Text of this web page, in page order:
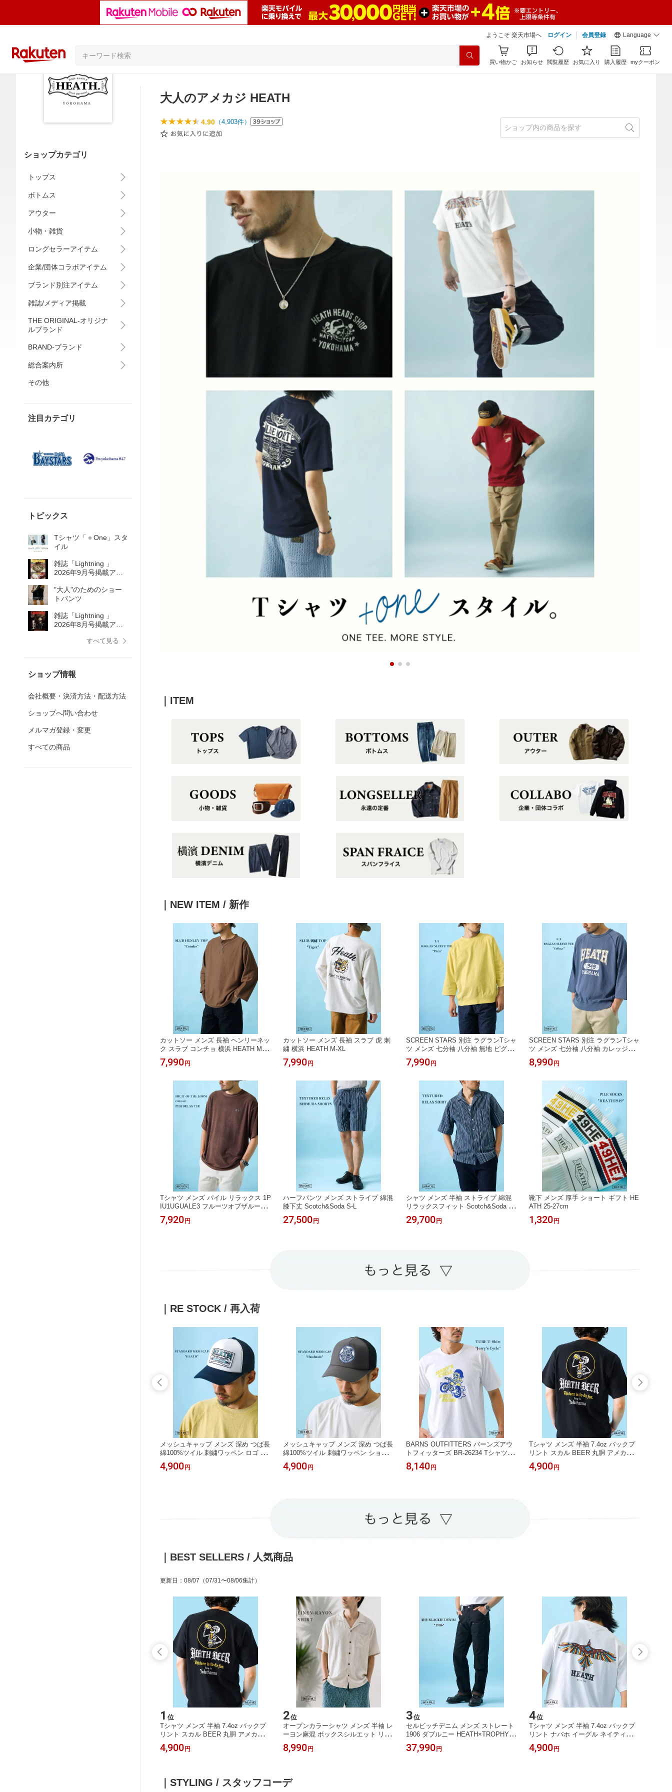
ようこそ 楽天市場へ ログイン 会員登録 Language
買い物かご お知らせ 閲覧履歴 お気に入り 購入履歴 myクーポン
ショップカテゴリ
トップス
ボトムス
アウター
小物・雑貨
ロングセラーアイテム
企業/団体コラボアイテム
ブランド別注アイテム
雑誌/メディア掲載
THE ORIGINAL-オリジナ
ルブランド
BRAND-ブランド
総合案内所
その他
注目カテゴリ
トピックス
Tシャツ「＋One」スタ
イル
雑誌「Lightning 」
2026年9月号掲載アイ
"大人"のためのショー
トパンツ
雑誌「Lightning 」
2026年8月号掲載アイ
すべて見る
ショップ情報
会社概要・決済方法・配送方法
ショップへ問い合わせ
メルマガ登録・変更
すべての商品
大人のアメカジ HEATH
4.90 （4,903件）
｜ITEM
｜NEW ITEM / 新作
カットソー メンズ 長袖 ヘンリーネッ
ク スラブ コンチョ 横浜 HEATH M-X
L
7,990 円
カットソー メンズ 長袖 スラブ 虎 刺
繍 横浜 HEATH M-XL
7,990 円
SCREEN STARS 別注 ラグランTシャ
ツ メンズ 七分袖 八分袖 無地 ピグメ
ント 綿100% HEATH M-XL
7,990 円
SCREEN STARS 別注 ラグランTシャ
ツ メンズ 七分袖 八分袖 カレッジロ
ゴ ピグメント 綿100% M-XL
8,990 円
Tシャツ メンズ パイル リラックス 1P
IU1UGUALE3 フルーツオブザルーム
M-L
7,920 円
ハーフパンツ メンズ ストライプ 綿混
膝下丈 Scotch&Soda S-L
27,500 円
シャツ メンズ 半袖 ストライプ 綿混
リラックスフィット Scotch&Soda S-
L
29,700 円
靴下 メンズ 厚手 ショート ギフト HE
ATH 25-27cm
1,320 円
｜RE STOCK / 再入荷
メッシュキャップ メンズ 深め つば長
綿100%ツイル 刺繍ワッペン ロゴ HE
ATH フリーサイズ
4,900 円
メッシュキャップ メンズ 深め つば長
綿100%ツイル 刺繍ワッペン ショッ
プロゴ BLUE PORT フリーサイズ
4,900 円
BARNS OUTFITTERS バーンズアウ
トフィッターズ BR-26234 Tシャツ メ
ンズ カットソー 半袖 ヴィンテージ M
L XL
8,140 円
Tシャツ メンズ 半袖 7.4oz バックプ
リント スカル BEER 丸胴 アメカジ H
EATH S-2XL
4,900 円
｜BEST SELLERS / 人気商品
更新日 ： 08/07 （07/31〜08/06集計）
1 位
Tシャツ メンズ 半袖 7.4oz バックプ
リント スカル BEER 丸胴 アメカジ H
EATH S-2XL
4,900 円
2位
オープンカラーシャツ メンズ 半袖 レ
ーヨン麻混 ボックスシルエット リゾ
ート BLUEPORT M-XL
8,990 円
3位
セルビッチデニム メンズ ストレート
1906 ダブルニー HEATH×TROPHY C
LOTHING 30-38
37,990 円
4位
Tシャツ メンズ 半袖 7.4oz バックプ
リント ナバホ イーグル ネイティブ
丸胴 アメカジ HEATH S-2XL
4,900 円
｜STYLING / スタッフコーデ